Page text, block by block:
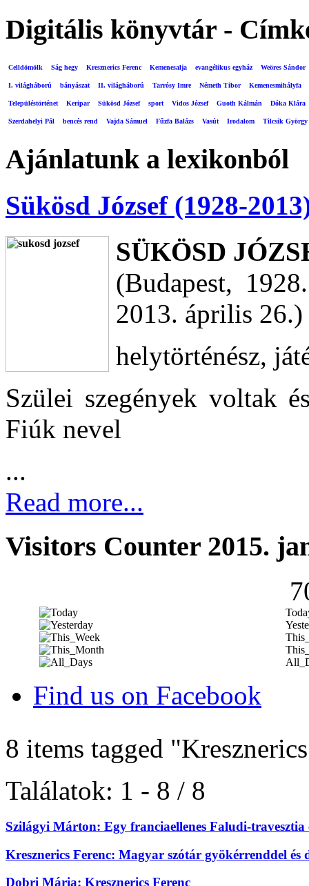
Digitális könyvtár -
Celldömölk Ság hegy Kresznerics Ferenc Kemenesalja evangélikus egyház Weöres Sándor
I. világháború bányászat II. világháború Tarrósy Imre Németh Tibor Kemenesmihályfa
Településtörténet Keripar Sükösd József sport Vidos József Guoth Kálmán Dóka Klára
Szerdahelyi Pál bencés rend Vajda Sámuel Fűzfa Balázs Vasút Irodalom Tilcsik György
Ajánlatunk a lexikonból
Sükösd József (1928-
SÜKÖSD
(Budapest,
2013. április 26.)
helytörténész,
Szülei szegények voltak
Fiúk nevel
...
Read more...
Visitors Counter 2015.
Find us on Facebook
8 items tagged
Találatok: 1 - 8 / 8
Szilágyi Márton: Egy franciaellenes Faludi-travesztia
Kresznerics Ferenc: Magyar szótár gyökérrenddel és
Dobri Mária: Kresznerics Ferenc